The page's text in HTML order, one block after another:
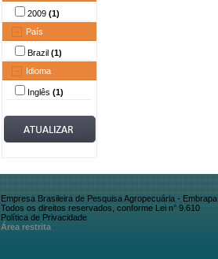
2009 (1)
País
Brazil (1)
Idioma
Inglês (1)
Empresa Brasileira de Pesquisa Agropecuária - Embrapa
Todos os direitos reservados, conforme Lei n° 9.610
Política de Privacidade
Área restrita